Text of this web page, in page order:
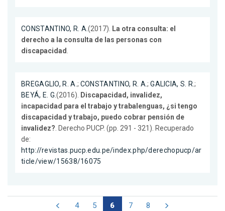
CONSTANTINO, R. A.(2017). La otra consulta: el
derecho a la consulta de las personas con
discapacidad.
BREGAGLIO, R. A.; CONSTANTINO, R. A.;GALICIA, S. R.;
BEYÁ, E. G.(2016). Discapacidad, invalidez,
incapacidad para el trabajo y trabalenguas, ¿si tengo
discapacidad y trabajo, puedo cobrar pensión de
invalidez?. Derecho PUCP. (pp. 291 - 321). Recuperado
de:
http://revistas.pucp.edu.pe/index.php/derechopucp/ar
ticle/view/15638/16075
4 5 6 7 8